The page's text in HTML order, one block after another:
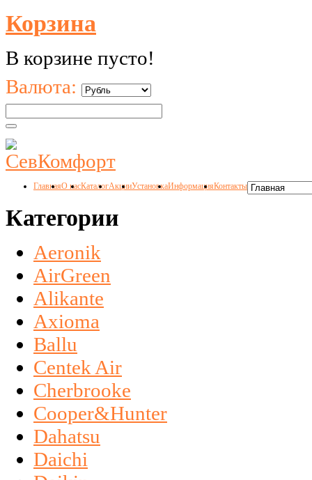
Корзина
В корзине пусто!
Валюта:
ГлавнаяО насКаталогАкцииУстановкаИнформацияКонтакты
Категории
Aeronik
AirGreen
Alikante
Axioma
Ballu
Centek Air
Cherbrooke
Cooper&Hunter
Dahatsu
Daichi